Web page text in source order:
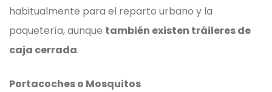
habitualmente para el reparto urbano y la
paquetería, aunque también existen tráileres de
caja cerrada.
Portacoches o Mosquitos